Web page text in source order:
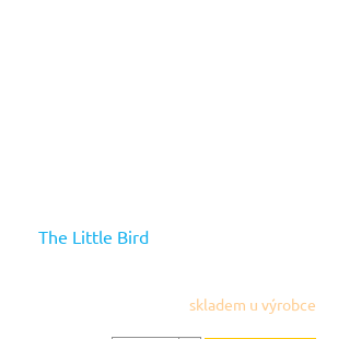
The Little Bird
skladem u výrobce